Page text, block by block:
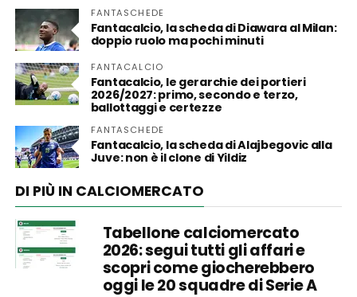
FANTASCHEDE
Fantacalcio, la scheda di Diawara al Milan:
doppio ruolo ma pochi minuti
FANTACALCIO
Fantacalcio, le gerarchie dei portieri
2026/2027: primo, secondo e terzo,
ballottaggi e certezze
FANTASCHEDE
Fantacalcio, la scheda di Alajbegovic alla
Juve: non è il clone di Yildiz
DI PIÙ IN CALCIOMERCATO
Tabellone calciomercato
2026: segui tutti gli affari e
scopri come giocherebbero
oggi le 20 squadre di Serie A